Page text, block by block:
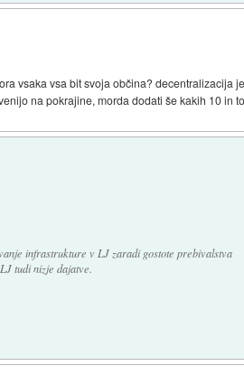
vsaka vsa bit svoja občina? decentralizacija
na pokrajine, morda dodati še kakih 10 in
infrastrukture v LJ zaradi gostote prebivalstva
tudi nizje dajatve.